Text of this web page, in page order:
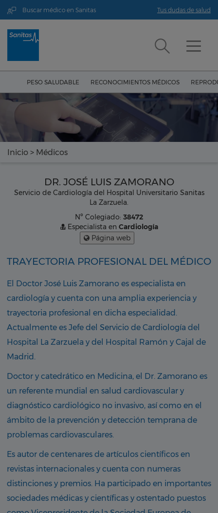
Buscar médico en Sanitas Tus dudas de salud
PESO SALUDABLE RECONOCIMIENTOS MÉDICOS
Inicio > Médicos
DR. JOSÉ LUIS ZAMORANO
Servicio de Cardiología del Hospital Universitario Sanitas
La Zarzuela.
Nº Colegiado: 38472
Especialista en Cardiología
Página web
TRAYECTORIA PROFESIONAL DEL MÉDICO
El Doctor José Luis Zamorano es especialista en
cardiología y cuenta con una amplia experiencia y
trayectoria profesional en dicha especialidad.
Actualmente es Jefe del Servicio de Cardiología del
Hospital La Zarzuela y del Hospital Ramón y Cajal de
Madrid.
Doctor y catedrático en Medicina, el Dr. Zamorano es
un referente mundial en salud cardiovascular y
diagnóstico cardiológico no invasivo, así como en el
ámbito de la prevención y detección temprana de
problemas cardiovasculares.
Es autor de centenares de artículos científicos en
revistas internacionales y cuenta con numeras
distinciones y premios. Ha participado en importantes
sociedades médicas y científicas y ostentado puestos